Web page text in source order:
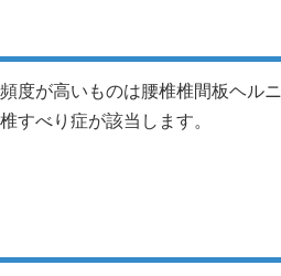
度が高いものは腰椎椎間板ヘルニ
すべり症が該当します。